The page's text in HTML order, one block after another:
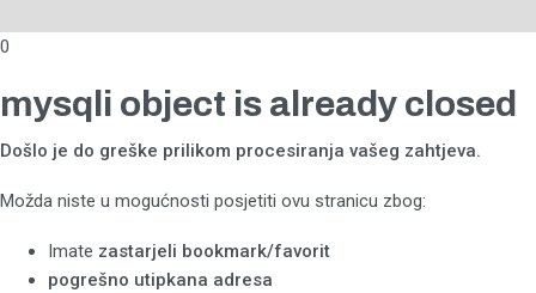
0
mysqli object is already closed
Došlo je do greške prilikom procesiranja vašeg zahtjeva.
Možda niste u mogućnosti posjetiti ovu stranicu zbog:
Imate zastarjeli bookmark/favorit
pogrešno utipkana adresa